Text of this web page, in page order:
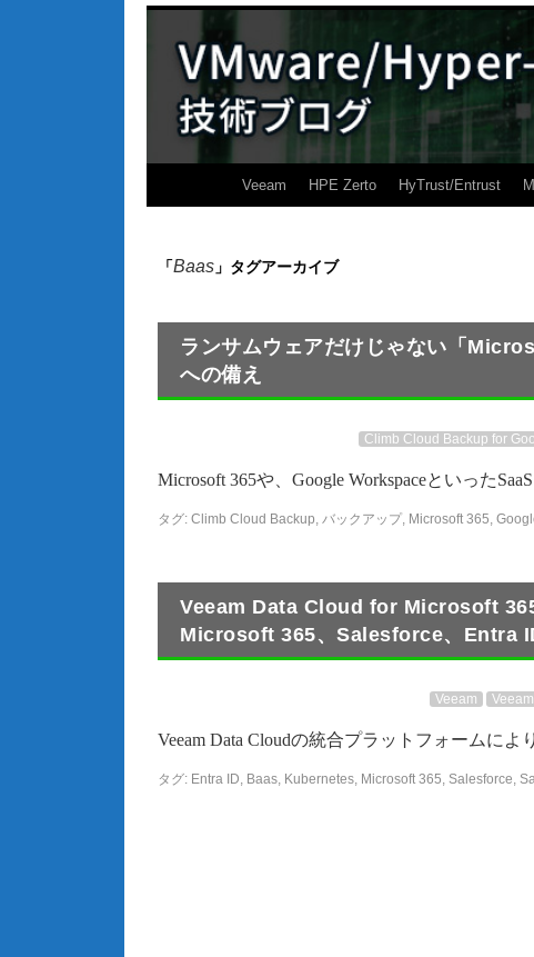
Veeam HPE Zerto HyTrust/Entrust
「Baas 」タグアーカイブ
ランサムウェアだけじゃない「
への備え
Climb Cloud Backup for
Microsoft 365や、Google Workspaceといった
タグ: Climb Cloud Backup, バックアップ, Microsoft 365,
Veeam Data Cloud for Microsoft
Microsoft 365、Salesforce、Entra
Veeam
Veeam Data Cloudの統合プラットフォームによ
タグ: Entra ID, Baas, Kubernetes, Microsoft 365, Salesforce,